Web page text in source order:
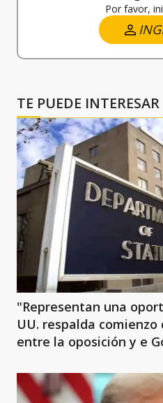
Por favor,
TE PUEDE INTERESAR
"Representan una
UU. respalda
entre la oposición y e